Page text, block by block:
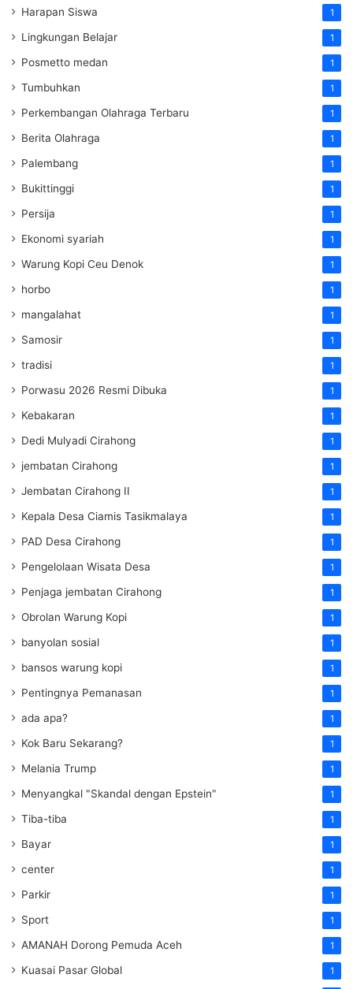
Harapan Siswa 1
Lingkungan Belajar 1
Posmetto medan 1
Tumbuhkan 1
Perkembangan Olahraga Terbaru 1
Berita Olahraga 1
Palembang 1
Bukittinggi 1
Persija 1
Ekonomi syariah 1
Warung Kopi Ceu Denok 1
horbo 1
mangalahat 1
Samosir 1
tradisi 1
Porwasu 2026 Resmi Dibuka 1
Kebakaran 1
Dedi Mulyadi Cirahong 1
jembatan Cirahong 1
Jembatan Cirahong II 1
Kepala Desa Ciamis Tasikmalaya 1
PAD Desa Cirahong 1
Pengelolaan Wisata Desa 1
Penjaga jembatan Cirahong 1
Obrolan Warung Kopi 1
banyolan sosial 1
bansos warung kopi 1
Pentingnya Pemanasan 1
ada apa? 1
Kok Baru Sekarang? 1
Melania Trump 1
Menyangkal "Skandal dengan Epstein" 1
Tiba-tiba 1
Bayar 1
center 1
Parkir 1
Sport 1
AMANAH Dorong Pemuda Aceh 1
Kuasai Pasar Global 1